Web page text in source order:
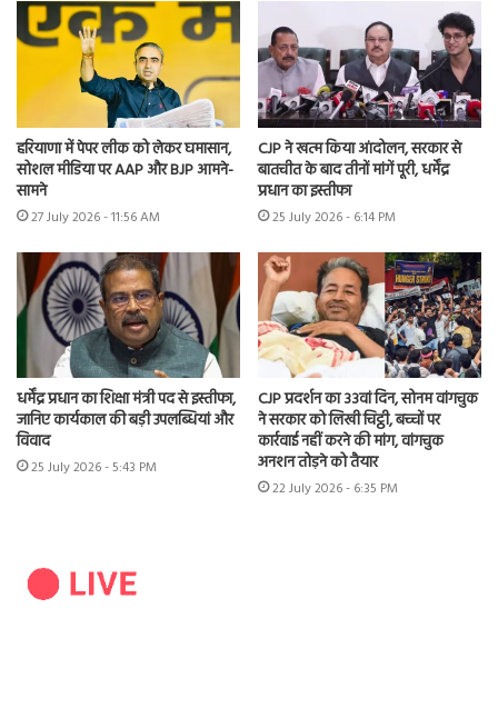
हरियाणा में पेपर लीक को लेकर घमासान,
सोशल मीडिया पर AAP और BJP आमने-
सामने
27 July 2026 - 11:56 AM
CJP ने खत्म किया आंदोलन, सरकार से
बातचीत के बाद तीनों मांगें पूरी, धर्मेंद्र
प्रधान का इस्तीफा
25 July 2026 - 6:14 PM
धर्मेंद्र प्रधान का शिक्षा मंत्री पद से इस्तीफा,
जानिए कार्यकाल की बड़ी उपलब्धियां और
विवाद
25 July 2026 - 5:43 PM
CJP प्रदर्शन का 33वां दिन, सोनम वांगचुक
ने सरकार को लिखी चिट्ठी, बच्चों पर
कार्रवाई नहीं करने की मांग, वांगचुक
अनशन तोड़ने को तैयार
22 July 2026 - 6:35 PM